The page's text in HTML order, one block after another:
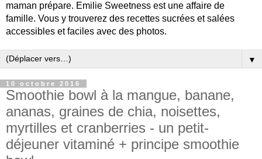
maman prépare. Emilie Sweetness est une affaire de
famille. Vous y trouverez des recettes sucrées et salées
accessibles et faciles avec des photos.
▼
10 octobre 2016
Smoothie bowl à la mangue, banane,
ananas, graines de chia, noisettes,
myrtilles et cranberries - un petit-
déjeuner vitaminé + principe smoothie